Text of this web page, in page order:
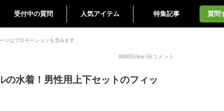
受付中の質問 人気アイテム 特集記事 質問
ジはプロモーションを含みます
46065View 56コメント
の水着！男性用上下セットのフィッ